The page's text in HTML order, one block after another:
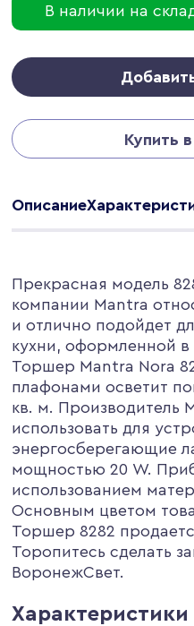
В наличии на
Купить
Описание
Прекрасная модель
компании Mantra
и отлично подойдет
кухни, оформленной в
Торшер Mantra Nora
плафонами осветит
кв. м. Производитель
использовать для
энергосберегающие
мощностью 20 W.
использованием
Основным цветом
Торшер 8282
Торопитесь сделать
ВоронежСвет.
Характеристики